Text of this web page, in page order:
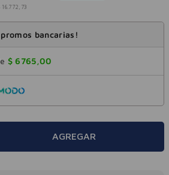
16.772 , 73
bancarias!
$ 6765,00
AGREGAR